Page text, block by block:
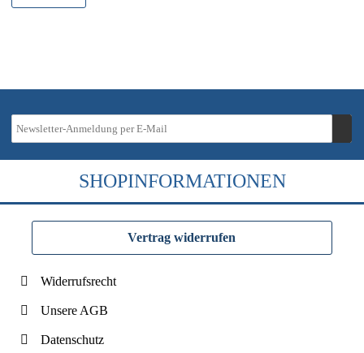
SHOPINFORMATIONEN
Vertrag widerrufen
Widerrufsrecht
Unsere AGB
Datenschutz